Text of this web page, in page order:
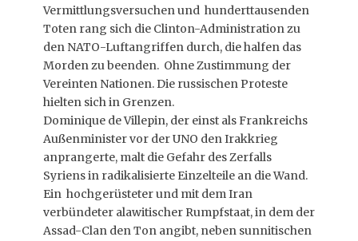
Vermittlungsversuchen und hunderttausenden
Toten rang sich die Clinton-Administration zu
den NATO-Luftangriffen durch, die halfen das
Morden zu beenden. Ohne Zustimmung der
Vereinten Nationen. Die russischen Proteste
hielten sich in Grenzen.
Dominique de Villepin, der einst als Frankreichs
Außenminister vor der UNO den Irakkrieg
anprangerte, malt die Gefahr des Zerfalls
Syriens in radikalisierte Einzelteile an die Wand.
Ein hochgerüsteter und mit dem Iran
verbündeter alawitischer Rumpfstaat, in dem der
Assad-Clan den Ton angibt, neben sunnitischen